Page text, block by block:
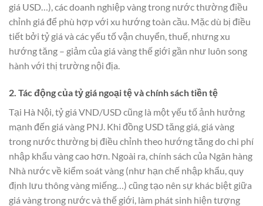
giá USD…), các doanh nghiệp vàng trong nước thường điều
chỉnh giá để phù hợp với xu hướng toàn cầu. Mặc dù bị điều
tiết bởi tỷ giá và các yếu tố vận chuyển, thuế, nhưng xu
hướng tăng – giảm của giá vàng thế giới gần như luôn song
hành với thị trường nội địa.
2. Tác động của tỷ giá ngoại tệ và chính sách tiền tệ
Tại Hà Nội, tỷ giá VND/USD cũng là một yếu tố ảnh hưởng
mạnh đến giá vàng PNJ. Khi đồng USD tăng giá, giá vàng
trong nước thường bị điều chỉnh theo hướng tăng do chi phí
nhập khẩu vàng cao hơn. Ngoài ra, chính sách của Ngân hàng
Nhà nước về kiểm soát vàng (như hạn chế nhập khẩu, quy
định lưu thông vàng miếng…) cũng tạo nên sự khác biệt giữa
giá vàng trong nước và thế giới, làm phát sinh hiện tượng